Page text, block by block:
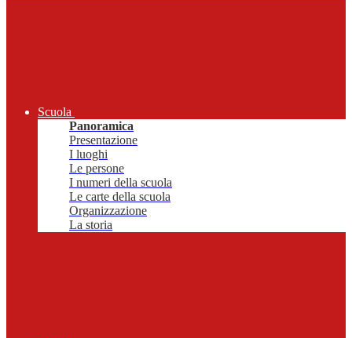
Scuola
Panoramica
Presentazione
I luoghi
Le persone
I numeri della scuola
Le carte della scuola
Organizzazione
La storia